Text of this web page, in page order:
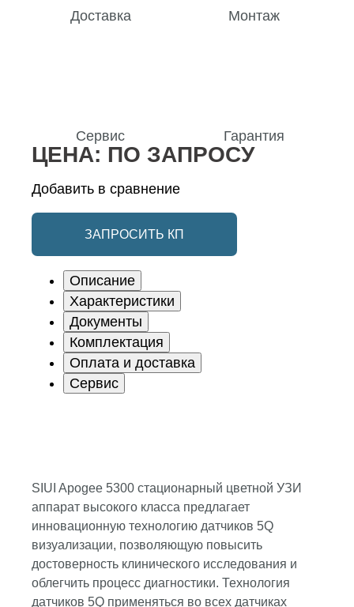
Доставка Монтаж
Сервис Гарантия
ЦЕНА: ПО ЗАПРОСУ
Добавить в сравнение
ЗАПРОСИТЬ КП
Описание
Характеристики
Документы
Комплектация
Оплата и доставка
Сервис
SIUI Apogee 5300 стационарный цветной УЗИ
аппарат высокого класса предлагает
инновационную технологию датчиков 5Q
визуализации, позволяющую повысить
достоверность клинического исследования и
облегчить процесс диагностики. Технология
датчиков 5Q применяться во всех датчиках